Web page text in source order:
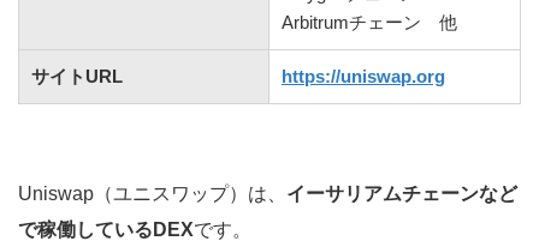
Arbitrumチェーン 他
サイトURL https://uniswap.org
Uniswap（ユニスワップ）は、 イーサリアムチェーンなど
で稼働しているDEXです。